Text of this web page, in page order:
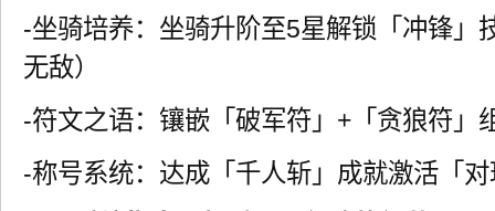
-坐骑培养：坐骑升阶至5星解锁「冲锋」
无敌）
-符文之语：镶嵌「破军符」+「贪狼符」
-称号系统：达成「千人斩」成就激活「